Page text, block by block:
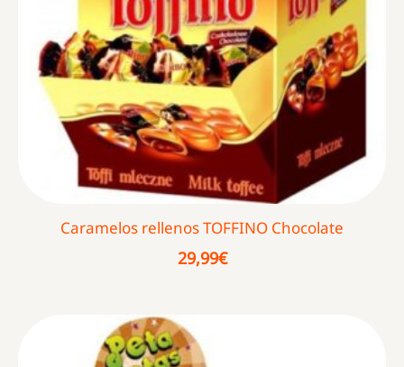
Caramelos rellenos TOFFINO Chocolate
29,99€